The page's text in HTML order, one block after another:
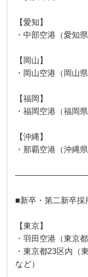
【愛知】
・中部空港（愛知
【岡山】
・岡山空港（岡山
【福岡】
・福岡空港（福岡
【沖縄】
・那覇空港（沖縄
■新卒・第二新卒採
【東京】
・羽田空港（東京
・東京都23区内（
など）